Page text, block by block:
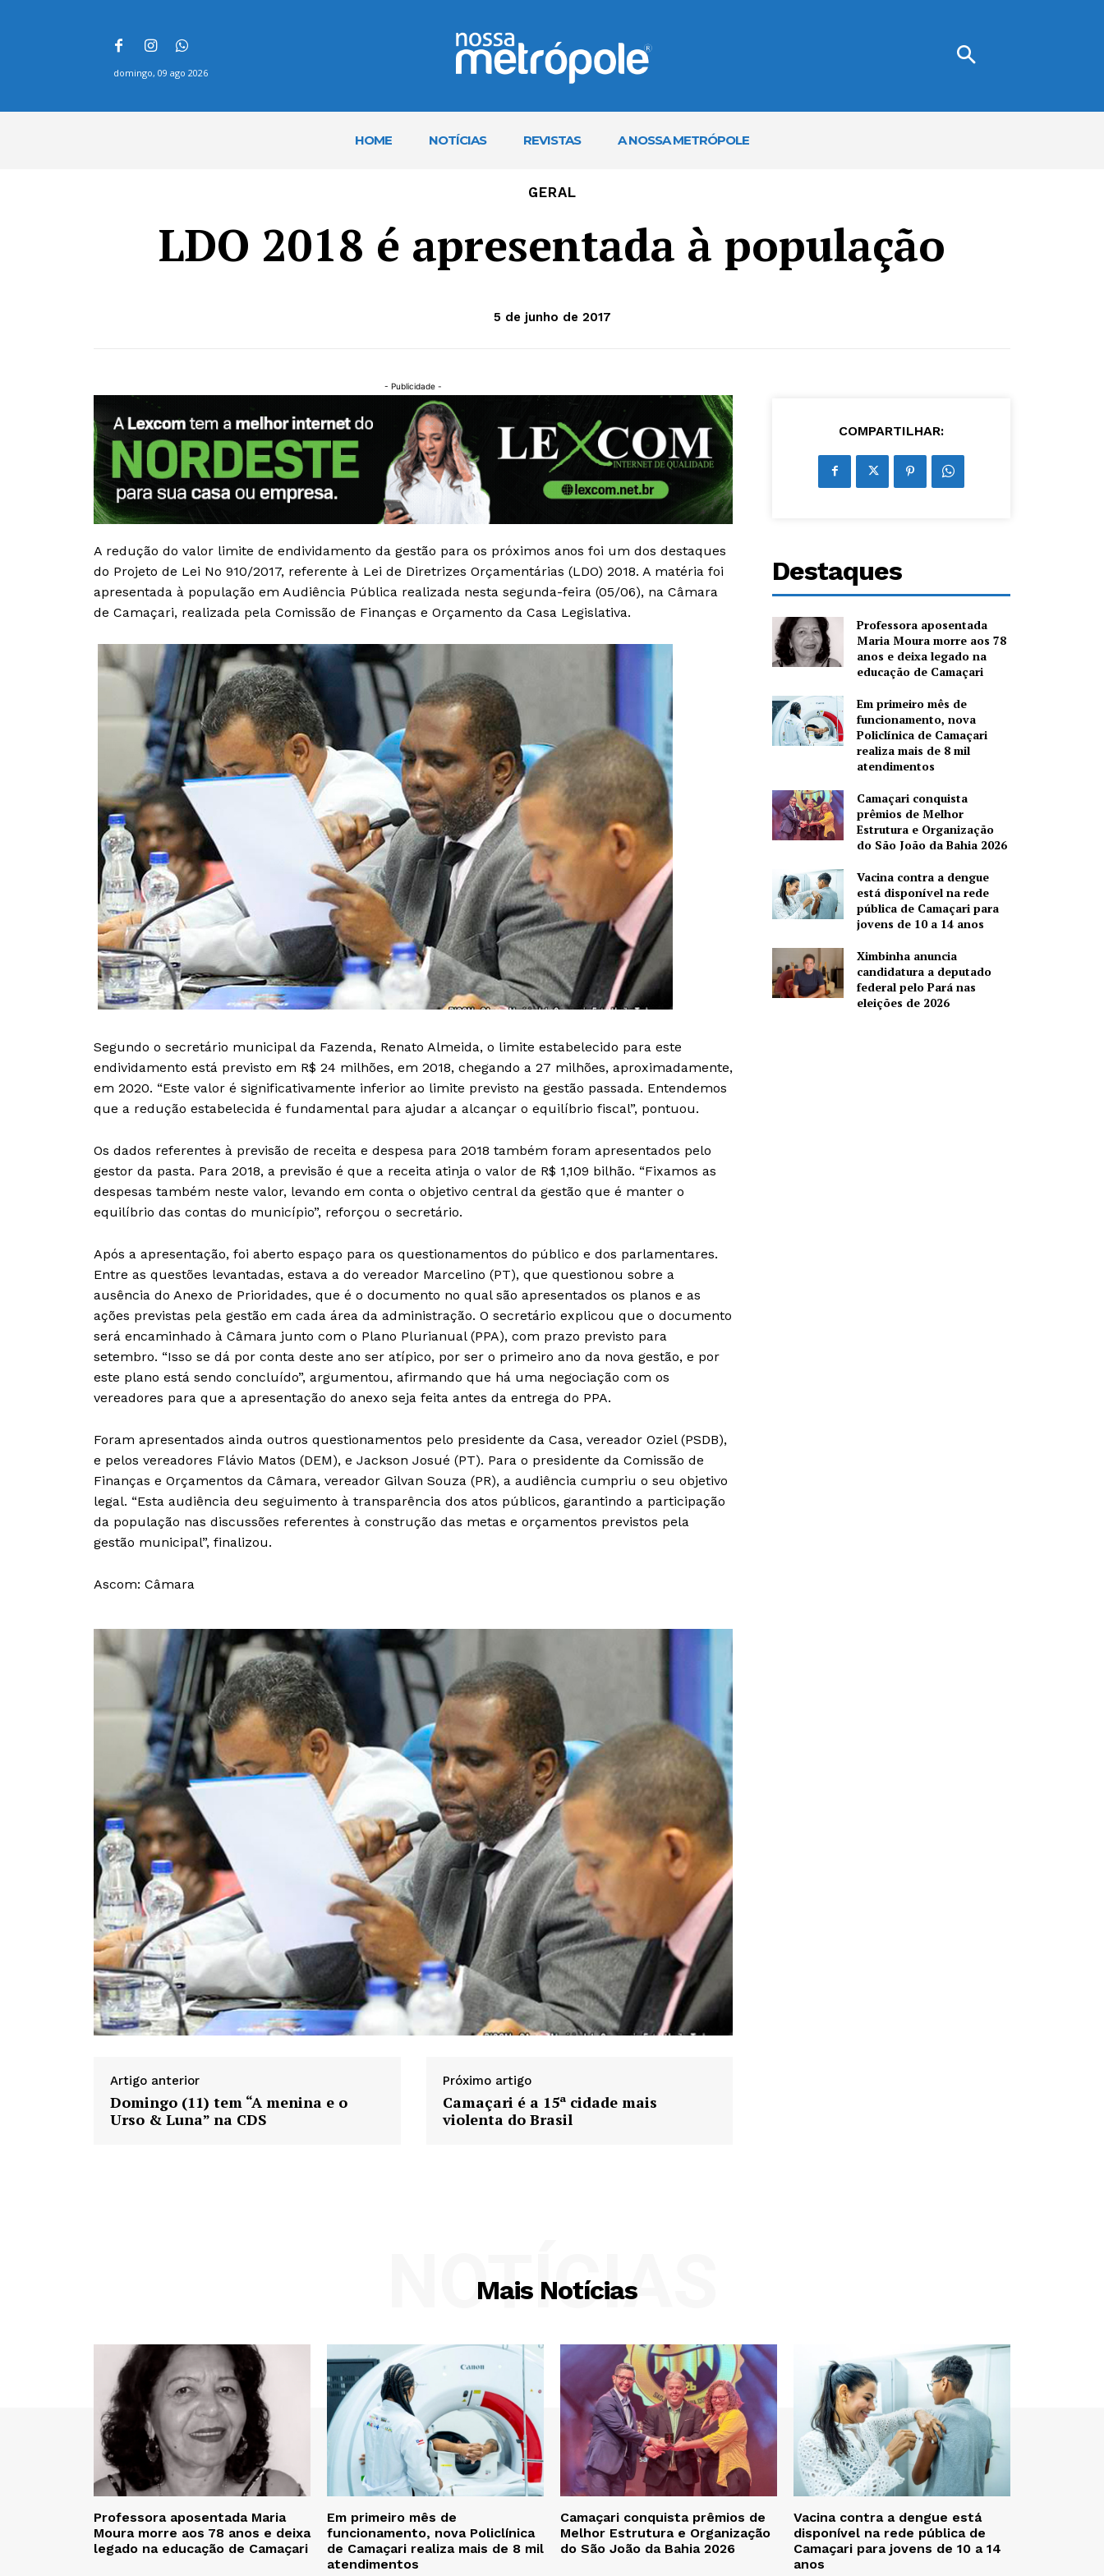
domingo, 09 ago 2026
HOME NOTÍCIAS REVISTAS A NOSSA METRÓPOLE
GERAL
LDO 2018 é apresentada à população
5 de junho de 2017
- Publicidade -
A redução do valor limite de endividamento da gestão para os próximos anos foi um dos destaques
do Projeto de Lei No 910/2017, referente à Lei de Diretrizes Orçamentárias (LDO) 2018. A matéria foi
apresentada à população em Audiência Pública realizada nesta segunda-feira (05/06), na Câmara
de Camaçari, realizada pela Comissão de Finanças e Orçamento da Casa Legislativa.
Segundo o secretário municipal da Fazenda, Renato Almeida, o limite estabelecido para este
endividamento está previsto em R$ 24 milhões, em 2018, chegando a 27 milhões, aproximadamente,
em 2020. “Este valor é significativamente inferior ao limite previsto na gestão passada. Entendemos
que a redução estabelecida é fundamental para ajudar a alcançar o equilíbrio fiscal”, pontuou.
Os dados referentes à previsão de receita e despesa para 2018 também foram apresentados pelo
gestor da pasta. Para 2018, a previsão é que a receita atinja o valor de R$ 1,109 bilhão. “Fixamos as
despesas também neste valor, levando em conta o objetivo central da gestão que é manter o
equilíbrio das contas do município”, reforçou o secretário.
Após a apresentação, foi aberto espaço para os questionamentos do público e dos parlamentares.
Entre as questões levantadas, estava a do vereador Marcelino (PT), que questionou sobre a
ausência do Anexo de Prioridades, que é o documento no qual são apresentados os planos e as
ações previstas pela gestão em cada área da administração. O secretário explicou que o documento
será encaminhado à Câmara junto com o Plano Plurianual (PPA), com prazo previsto para
setembro. “Isso se dá por conta deste ano ser atípico, por ser o primeiro ano da nova gestão, e por
este plano está sendo concluído”, argumentou, afirmando que há uma negociação com os
vereadores para que a apresentação do anexo seja feita antes da entrega do PPA.
Foram apresentados ainda outros questionamentos pelo presidente da Casa, vereador Oziel (PSDB),
e pelos vereadores Flávio Matos (DEM), e Jackson Josué (PT). Para o presidente da Comissão de
Finanças e Orçamentos da Câmara, vereador Gilvan Souza (PR), a audiência cumpriu o seu objetivo
legal. “Esta audiência deu seguimento à transparência dos atos públicos, garantindo a participação
da população nas discussões referentes à construção das metas e orçamentos previstos pela
gestão municipal”, finalizou.
Ascom: Câmara
Artigo anterior
Domingo (11) tem “A menina e o
Urso & Luna” na CDS
Próximo artigo
Camaçari é a 15ª cidade mais
violenta do Brasil
COMPARTILHAR:
Destaques
Professora aposentada
Maria Moura morre aos 78
anos e deixa legado na
educação de Camaçari
Em primeiro mês de
funcionamento, nova
Policlínica de Camaçari
realiza mais de 8 mil
atendimentos
Camaçari conquista
prêmios de Melhor
Estrutura e Organização
do São João da Bahia 2026
Vacina contra a dengue
está disponível na rede
pública de Camaçari para
jovens de 10 a 14 anos
Ximbinha anuncia
candidatura a deputado
federal pelo Pará nas
eleições de 2026
Mais Notícias
NOTÍCIAS
Professora aposentada Maria
Moura morre aos 78 anos e deixa
legado na educação de Camaçari
Em primeiro mês de
funcionamento, nova Policlínica
de Camaçari realiza mais de 8 mil
atendimentos
Camaçari conquista prêmios de
Melhor Estrutura e Organização
do São João da Bahia 2026
Vacina contra a dengue está
disponível na rede pública de
Camaçari para jovens de 10 a 14
anos